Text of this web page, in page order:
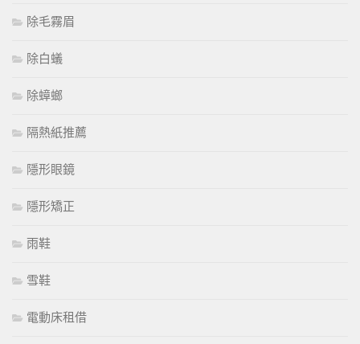
除毛霧眉
除白蟻
除蟑螂
隔熱紙推薦
隱形眼鏡
隱形矯正
雨鞋
雪鞋
電動床租借